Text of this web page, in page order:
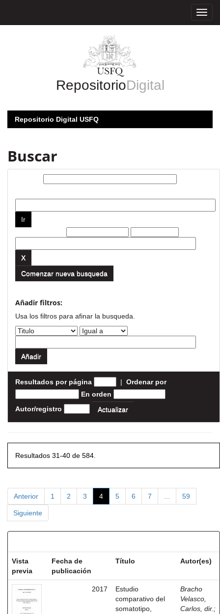
RepositorioDigital
Repositorio Digital USFQ
Buscar
Comenzar nueva busqueda
Añadir filtros:
Usa los filtros para afinar la busqueda.
Resultados por página | Ordenar por
En orden
Autor/registro
Resultados 31-40 de 584.
Anterior 1 2 3 4 5 6 7 59
Siguiente
Vista
previa
Fecha de
publicación
Título Autor(es)
2017
Estudio
comparativo del
somatotipo,
Bracho
Velasco,
Carlos, dir. ;